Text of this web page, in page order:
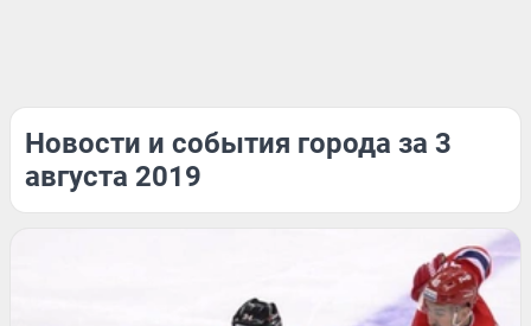
Новости и события города за 3
августа 2019